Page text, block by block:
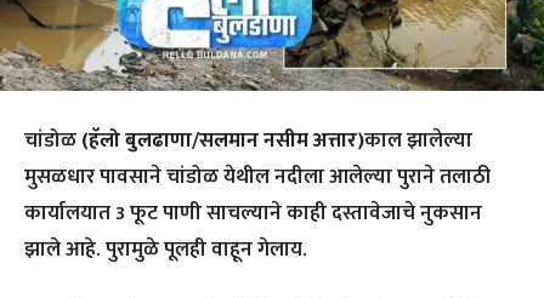
चांडोळ(हॅलो बुलढाणा/सलमान नसीम अत्तार)काल झालेल्या
मुसळधार पावसाने चांडोळ येथील नदीला आलेल्या पुराने तलाठी
कार्यालयात 3 फूट पाणी साचल्याने काही दस्तावेजाचे नुकसान
झाले आहे. पुरामुळे पूलही वाहून गेलाय.